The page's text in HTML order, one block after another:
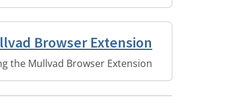
Browser Extension
the Mullvad Browser Extension.